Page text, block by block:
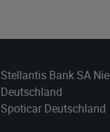
Stellantis Bank SA
Deutschland
Spoticar‎ Deutschland